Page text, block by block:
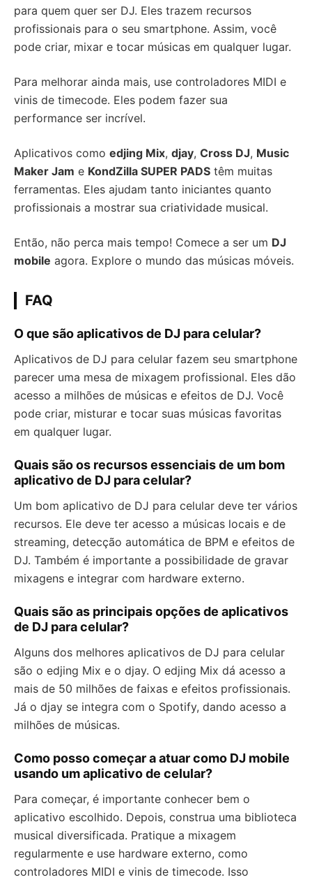
para quem quer ser DJ. Eles trazem recursos
profissionais para o seu smartphone. Assim, você
pode criar, mixar e tocar músicas em qualquer lugar.
Para melhorar ainda mais, use controladores MIDI e
vinis de timecode. Eles podem fazer sua
performance ser incrível.
Aplicativos como edjing Mix, djay, Cross DJ, Music
Maker Jam e KondZilla SUPER PADS têm muitas
ferramentas. Eles ajudam tanto iniciantes quanto
profissionais a mostrar sua criatividade musical.
Então, não perca mais tempo! Comece a ser um DJ
mobile agora. Explore o mundo das músicas móveis.
FAQ
O que são aplicativos de DJ para celular?
Aplicativos de DJ para celular fazem seu smartphone
parecer uma mesa de mixagem profissional. Eles dão
acesso a milhões de músicas e efeitos de DJ. Você
pode criar, misturar e tocar suas músicas favoritas
em qualquer lugar.
Quais são os recursos essenciais de um bom
aplicativo de DJ para celular?
Um bom aplicativo de DJ para celular deve ter vários
recursos. Ele deve ter acesso a músicas locais e de
streaming, detecção automática de BPM e efeitos de
DJ. Também é importante a possibilidade de gravar
mixagens e integrar com hardware externo.
Quais são as principais opções de aplicativos
de DJ para celular?
Alguns dos melhores aplicativos de DJ para celular
são o edjing Mix e o djay. O edjing Mix dá acesso a
mais de 50 milhões de faixas e efeitos profissionais.
Já o djay se integra com o Spotify, dando acesso a
milhões de músicas.
Como posso começar a atuar como DJ mobile
usando um aplicativo de celular?
Para começar, é importante conhecer bem o
aplicativo escolhido. Depois, construa uma biblioteca
musical diversificada. Pratique a mixagem
regularmente e use hardware externo, como
controladores MIDI e vinis de timecode. Isso